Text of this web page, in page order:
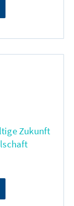
Zukunft